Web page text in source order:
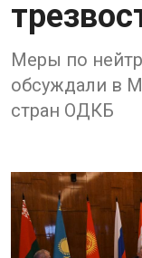
Меры по
обсуждали в
стран ОДКБ